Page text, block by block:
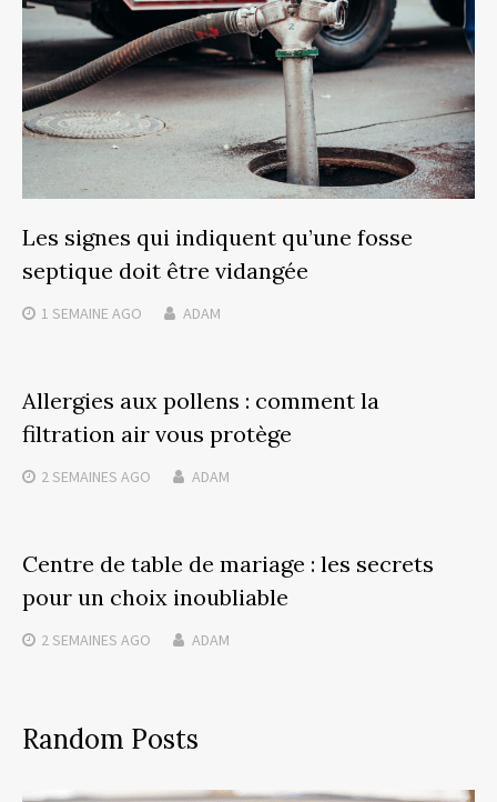
Les signes qui indiquent qu’une fosse
septique doit être vidangée
1 SEMAINE AGO ADAM
Allergies aux pollens : comment la
filtration air vous protège
2 SEMAINES AGO ADAM
Centre de table de mariage : les secrets
pour un choix inoubliable
2 SEMAINES AGO ADAM
Random Posts